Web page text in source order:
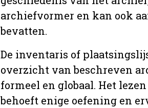
archiefvormer en kan ook
bevatten.
De inventaris of
overzicht van beschreven
formeel en globaal. Het
behoeft enige oefening en